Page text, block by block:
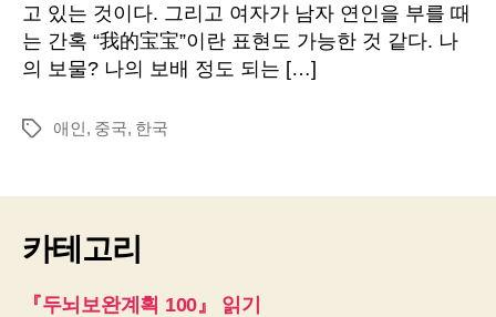
고 있는 것이다. 그리고 여자가 남자 연인을 부를 때
는 간혹 “我的宝宝”이란 표현도 가능한 것 같다. 나
의 보물? 나의 보배 정도 되는 […]
태
애인, 중국, 한국
카테고리
『두뇌보완계획 100』 읽기